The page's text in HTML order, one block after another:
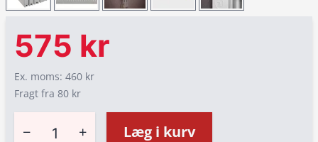
575 kr
Ex. moms: 460 kr
Fragt fra 80 kr
− + Læg i kurv